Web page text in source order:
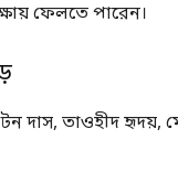
ফেলতে পারেন।
দাস, তাওহীদ হৃদয়,